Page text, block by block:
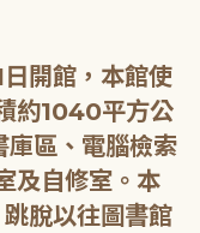
開館，本館使
約1040平方公
區、電腦檢索
及自修室。本
脫以往圖書館